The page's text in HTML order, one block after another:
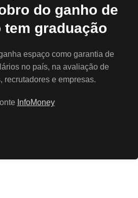
do ganho de
tem graduação
espaço como garantia de
no país, na avaliação de
recrutadores e empresas.
InfoMoney